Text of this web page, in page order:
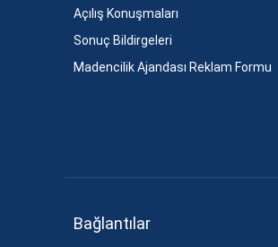
Açılış Konuşmaları
Sonuç Bildirgeleri
Madencilik Ajandası Reklam Formu
Bağlantılar